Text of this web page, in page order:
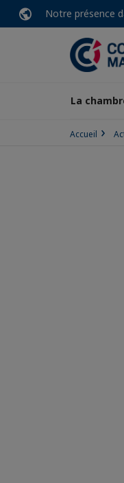
Notre présence
La
Accueil